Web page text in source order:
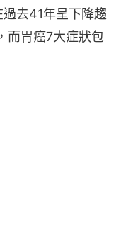
去41年呈下降趨
而胃癌7大症狀包